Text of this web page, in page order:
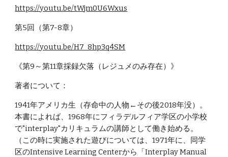
https://youtu.be/tWjm0U6Wxus
第5回（第7-8章）
https://youtu.be/H7_8hp3q4SM
《第9～第11章採録欠落（レジュメのみ存在）》
著者について：
1941年アメリカ生（存命中の人物←その後2018年没）。
本書によれば、1968年にフィラデルフィア学区の小学校
で"interplay"カリキュラムの講師として働き始める。
（この時に実施された遊びについては、1971年に、同学
区のIntensive Learning Centerから「Interplay Manual